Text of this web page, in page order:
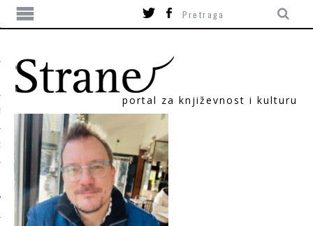
portal za književnost i kulturu